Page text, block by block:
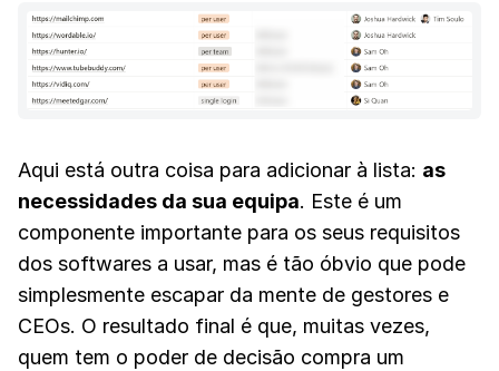
Aqui está outra coisa para adicionar à lista: as
necessidades da sua equipa. Este é um
componente importante para os seus requisitos
dos softwares a usar, mas é tão óbvio que pode
simplesmente escapar da mente de gestores e
CEOs. O resultado final é que, muitas vezes,
quem tem o poder de decisão compra um